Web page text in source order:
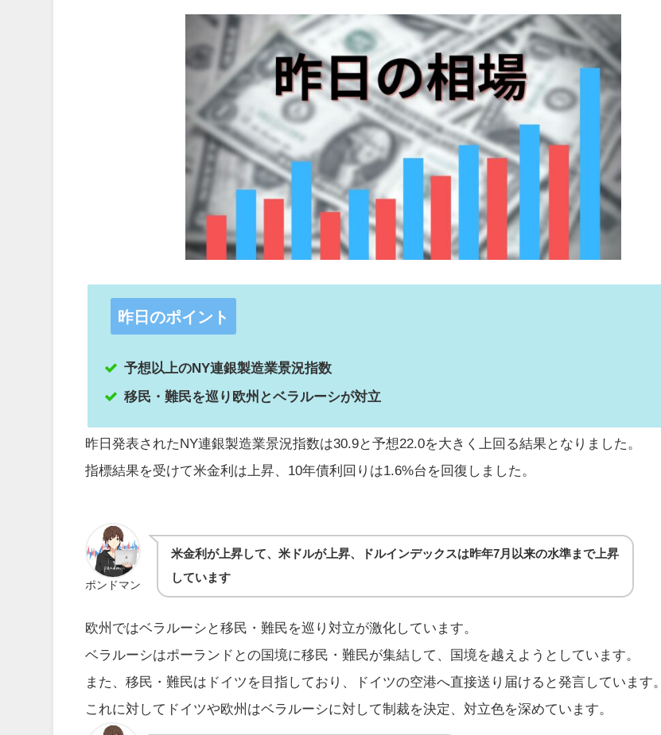
昨日のポイント
予想以上のNY連銀製造業景況指数
移民・難民を巡り欧州とベラルーシが対立
昨日発表されたNY連銀製造業景況指数は30.9と予想22.0を大きく上回る結果となりました。
指標結果を受けて米金利は上昇、10年債利回りは1.6%台を回復しました。
ポンドマン
米金利が上昇して、米ドルが上昇、ドルインデックスは昨年7月以来の水準まで上昇
しています
欧州ではベラルーシと移民・難民を巡り対立が激化しています。
ベラルーシはポーランドとの国境に移民・難民が集結して、国境を越えようとしています。
また、移民・難民はドイツを目指しており、ドイツの空港へ直接送り届けると発言しています。
これに対してドイツや欧州はベラルーシに対して制裁を決定、対立色を深めています。